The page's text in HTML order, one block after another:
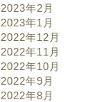
2023年2月
2023年1月
2022年12月
2022年11月
2022年10月
2022年9月
2022年8月